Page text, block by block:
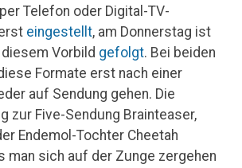
Telefon oder Digital-TV-
eingestellt, am Donnerstag ist
Vorbild gefolgt. Bei beiden
Formate erst nach einer
auf Sendung gehen. Die
zur Five-Sendung Brainteaser,
Endemol-Tochter Cheetah
man sich auf der Zunge zergehen